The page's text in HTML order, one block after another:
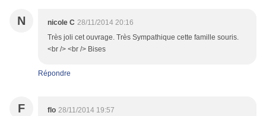
N nicole C 28/11/2014 20:16
Très joli cet ouvrage. Très Sympathique cette famille souris.
<br /> <br /> Bises
Répondre
F flo 28/11/2014 19:57